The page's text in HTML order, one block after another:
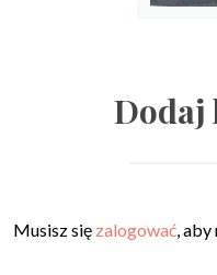
Dodaj
Musisz się zalogować,